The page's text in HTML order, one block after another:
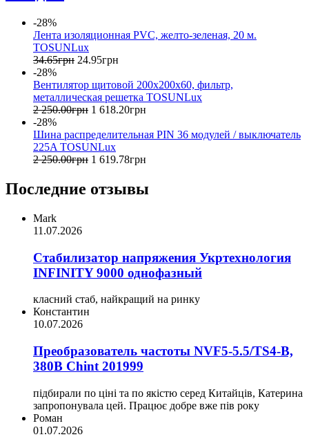
-28%
Лента изоляционная PVC, желто-зеленая, 20 м.
TOSUNLux
34.65грн 24.95грн
-28%
Вентилятор щитовой 200x200x60, фильтр,
металлическая решетка TOSUNLux
2 250.00грн 1 618.20грн
-28%
Шина распределительная PIN 36 модулей / выключатель
225A TOSUNLux
2 250.00грн 1 619.78грн
Последние отзывы
Mark
11.07.2026
Стабилизатор напряжения Укртехнология
INFINITY 9000 однофазный
класний стаб, найкращий на ринку
Константин
10.07.2026
Преобразователь частоты NVF5-5.5/TS4-B,
380В Chint 201999
підбирали по ціні та по якістю серед Китайців, Катерина
запропонувала цей. Працює добре вже пів року
Роман
01.07.2026